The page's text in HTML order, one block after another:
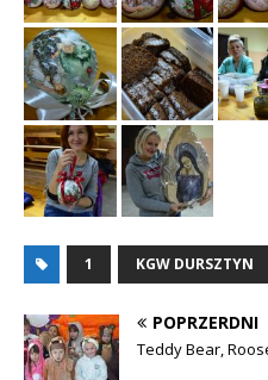
1 KGW DURSZTYN
POPRZERDNI
Teddy Bear,